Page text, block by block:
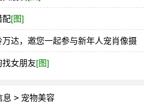
配[图]
万达，邀您一起参与新年人宠肖像摄
女朋友[图]
息 > 宠物美容